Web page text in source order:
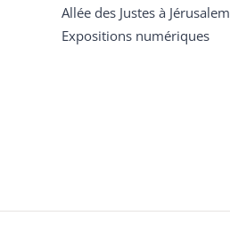
Allée des Justes à Jérusalem
Expositions numériques